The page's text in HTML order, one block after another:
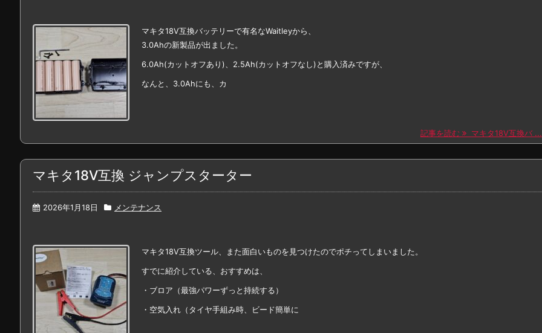
マキタ18V互換バッテリーで有名なWaitleyから、
3.0Ahの新製品が出ました。
6.0Ah(カットオフあり)、2.5Ah(カットオフなし)と購入済みですが、
なんと、3.0Ahにも、カ
記事を読む マキタ18V互換バ ...
マキタ18V互換 ジャンプスターター
2026年1月18日 メンテナンス
マキタ18V互換ツール、また面白いものを見つけたのでポチってしまいました。
すでに紹介している、おすすめは、
・ブロア（最強パワーずっと持続する）
・空気入れ（タイヤ手組み時、ビード簡単に